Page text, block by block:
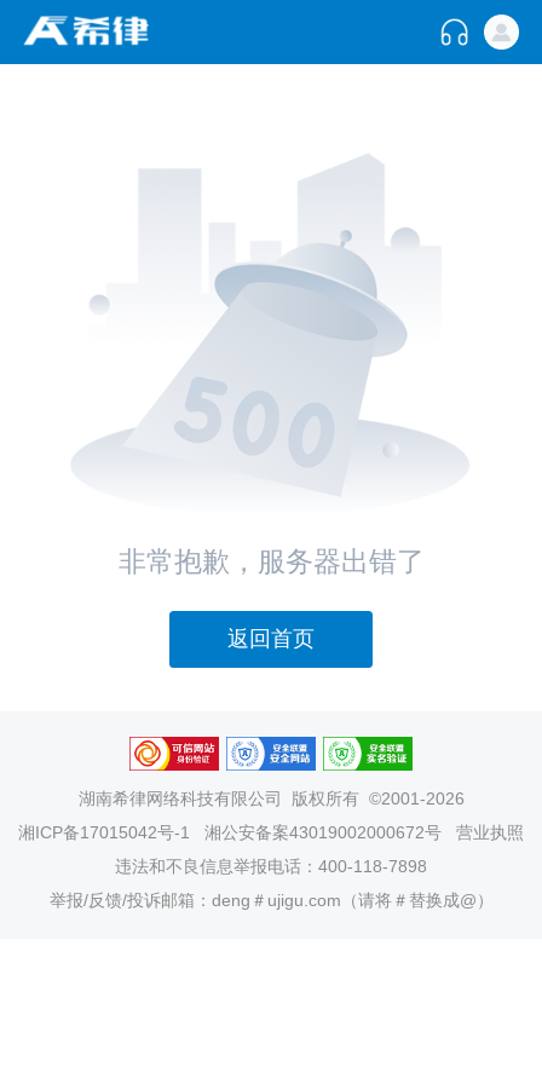
非常抱歉，服务器出错了
返回首页
湖南希律网络科技有限公司
版权所有 ©2001-2026
湘ICP备17015042号-1
湘公安备案43019002000672号
营业执照
违法和不良信息举报电话：400-118-7898
举报/反馈/投诉邮箱：deng＃ujigu.com（请将＃替换成@）